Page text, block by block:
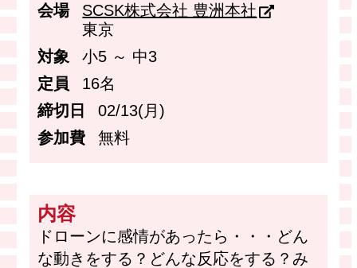
会場
SCSK株式会社 豊洲本社
東京
対象
小5 ～ 中3
定員
16名
締切日
02/13(月)
参加費
無料
内容
ドローンに感情があったら・・・どん
な動きをする？どんな反応をする？み